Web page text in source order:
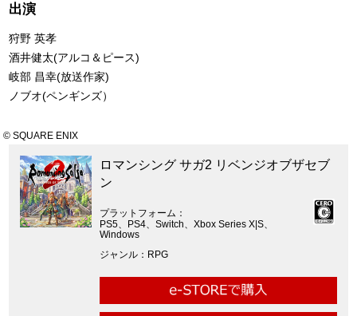
出演
狩野 英孝
酒井健太(アルコ＆ピース)
岐部 昌幸(放送作家)
ノブオ(ペンギンズ）
© SQUARE ENIX
ロマンシング サガ2 リベンジオブザセブ
ン
プラットフォーム
PS5、PS4、Switch、Xbox Series X|S、
Windows
ジャンル
RPG